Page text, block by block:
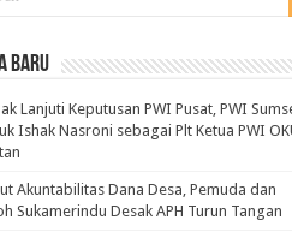
BARU
Lanjuti Keputusan PWI Pusat, PWI
Ishak Nasroni sebagai Plt Ketua PWI
Akuntabilitas Dana Desa, Pemuda dan
Sukamerindu Desak APH Turun Tangan